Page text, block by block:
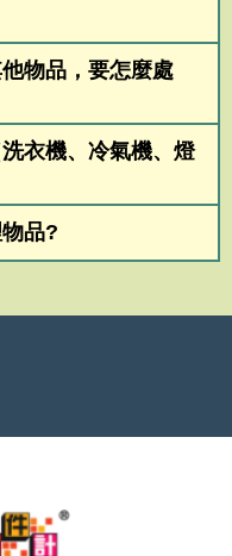
物品，要怎麼處
衣機、冷氣機、燈
品?